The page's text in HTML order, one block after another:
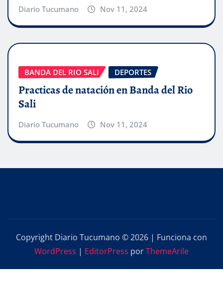
Diario Tucumano Nov 11, 2024
BANDA DEL RIO SALI DEPORTES
Practicas de natación en Banda del Rio
Sali
Diario Tucumano Nov 11, 2024
Copyright Diario Tucumano © 2026 | Funciona con
WordPress | EditorPress porThemeArile